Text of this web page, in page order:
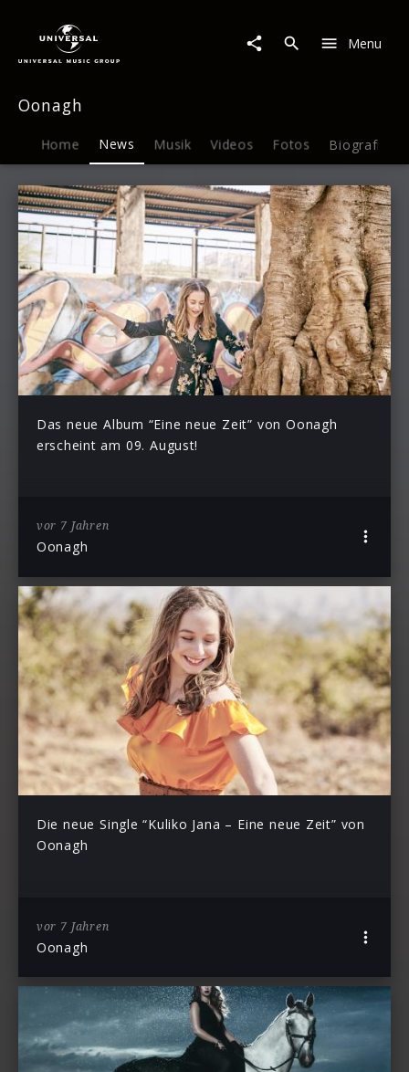
Menu
Oonagh
Home News Musik Videos Fotos Biografie
Das neue Album “Eine neue Zeit” von Oonagh
erscheint am 09. August!
vor 7 Jahren
Oonagh
Die neue Single “Kuliko Jana – Eine neue Zeit” von
Oonagh
vor 7 Jahren
Oonagh